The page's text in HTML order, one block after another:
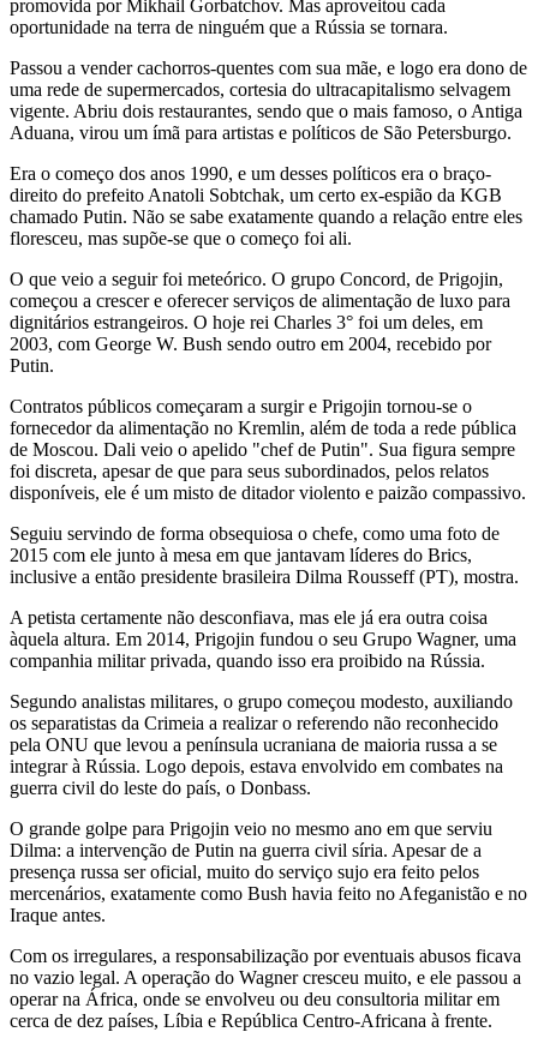
promovida por Mikhail Gorbatchov. Mas aproveitou cada
oportunidade na terra de ninguém que a Rússia se tornara.
Passou a vender cachorros-quentes com sua mãe, e logo era dono de
uma rede de supermercados, cortesia do ultracapitalismo selvagem
vigente. Abriu dois restaurantes, sendo que o mais famoso, o Antiga
Aduana, virou um ímã para artistas e políticos de São Petersburgo.
Era o começo dos anos 1990, e um desses políticos era o braço-
direito do prefeito Anatoli Sobtchak, um certo ex-espião da KGB
chamado Putin. Não se sabe exatamente quando a relação entre eles
floresceu, mas supõe-se que o começo foi ali.
O que veio a seguir foi meteórico. O grupo Concord, de Prigojin,
começou a crescer e oferecer serviços de alimentação de luxo para
dignitários estrangeiros. O hoje rei Charles 3° foi um deles, em
2003, com George W. Bush sendo outro em 2004, recebido por
Putin.
Contratos públicos começaram a surgir e Prigojin tornou-se o
fornecedor da alimentação no Kremlin, além de toda a rede pública
de Moscou. Dali veio o apelido "chef de Putin". Sua figura sempre
foi discreta, apesar de que para seus subordinados, pelos relatos
disponíveis, ele é um misto de ditador violento e paizão compassivo.
Seguiu servindo de forma obsequiosa o chefe, como uma foto de
2015 com ele junto à mesa em que jantavam líderes do Brics,
inclusive a então presidente brasileira Dilma Rousseff (PT), mostra.
A petista certamente não desconfiava, mas ele já era outra coisa
àquela altura. Em 2014, Prigojin fundou o seu Grupo Wagner, uma
companhia militar privada, quando isso era proibido na Rússia.
Segundo analistas militares, o grupo começou modesto, auxiliando
os separatistas da Crimeia a realizar o referendo não reconhecido
pela ONU que levou a península ucraniana de maioria russa a se
integrar à Rússia. Logo depois, estava envolvido em combates na
guerra civil do leste do país, o Donbass.
O grande golpe para Prigojin veio no mesmo ano em que serviu
Dilma: a intervenção de Putin na guerra civil síria. Apesar de a
presença russa ser oficial, muito do serviço sujo era feito pelos
mercenários, exatamente como Bush havia feito no Afeganistão e no
Iraque antes.
Com os irregulares, a responsabilização por eventuais abusos ficava
no vazio legal. A operação do Wagner cresceu muito, e ele passou a
operar na África, onde se envolveu ou deu consultoria militar em
cerca de dez países, Líbia e República Centro-Africana à frente.